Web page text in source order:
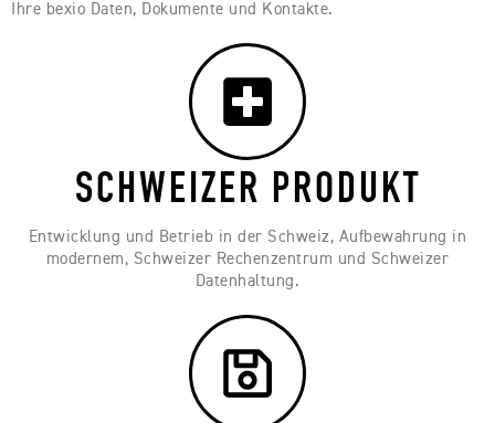
Ihre bexio Daten, Dokumente und Kontakte.
SCHWEIZER PRODUKT
Entwicklung und Betrieb in der Schweiz, Aufbewahrung in
modernem, Schweizer Rechenzentrum und Schweizer
Datenhaltung.